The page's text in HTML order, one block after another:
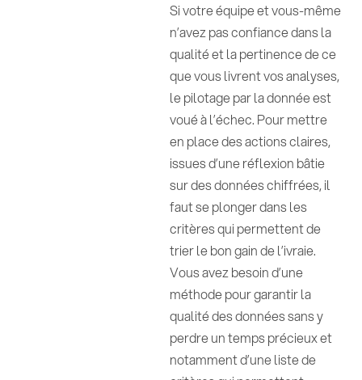
Si votre équipe et vous-même
n’avez pas confiance dans la
qualité et la pertinence de ce
que vous livrent vos analyses,
le pilotage par la donnée est
voué à l’échec. Pour mettre
en place des actions claires,
issues d’une réflexion bâtie
sur des données chiffrées, il
faut se plonger dans les
critères qui permettent de
trier le bon gain de l’ivraie.
Vous avez besoin d’une
méthode pour garantir la
qualité des données sans y
perdre un temps précieux et
notamment d’une liste de